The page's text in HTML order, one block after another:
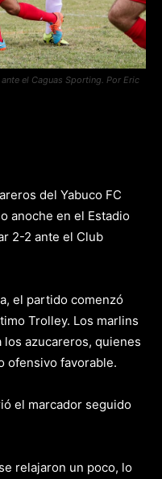
el Caguas Sporting. Por Eric
del Yabuco FC
anoche en el Estadio
2-2 ante el Club
el partido comenzó
Trolley. Los marlins
azucareros, quienes
ofensivo favorable.
el marcador seguido
relajaron un poco, lo